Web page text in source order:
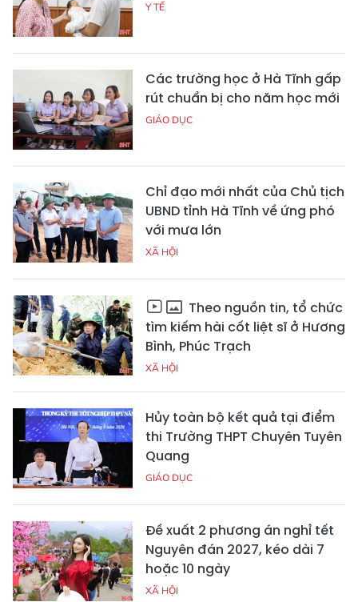
Y TẾ
Các trường học ở Hà Tĩnh gấp
rút chuẩn bị cho năm học mới
GIÁO DỤC
Chỉ đạo mới nhất của Chủ tịch
UBND tỉnh Hà Tĩnh về ứng phó
với mưa lớn
XÃ HỘI
Theo nguồn tin, tổ chức
tìm kiếm hài cốt liệt sĩ ở Hương
Bình, Phúc Trạch
XÃ HỘI
Hủy toàn bộ kết quả tại điểm
thi Trường THPT Chuyên Tuyên
Quang
GIÁO DỤC
Đề xuất 2 phương án nghỉ tết
Nguyên đán 2027, kéo dài 7
hoặc 10 ngày
XÃ HỘI